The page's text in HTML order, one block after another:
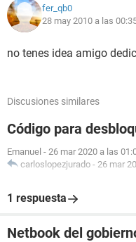
fer_qb0
28 may 2010 a las
no tenes idea amigo
Discusiones similares
Código para
Emanuel - 26 mar 2020 a las
carloslopezjurado - 26 mar
1 respuesta
Netbook del